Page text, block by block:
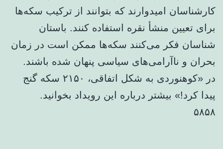
کارشناسان امیدوارند که بتوانند از ترکیب سکه‌ها
برای تعیین منشأ نقره استفاده کنند. باستان
شناسان فکر می‌کنند سکه‌ها ممکن است در زمان
بحران و ناآرامی‌های سیاسی پنهان شده باشند.
در «کوهنوردی به شکل اتفاقی، ۲۱۵۰ سکه گنج
پیدا کرد!» بیشتر درباره این رویداد بخوانید.
۵۸۵۸